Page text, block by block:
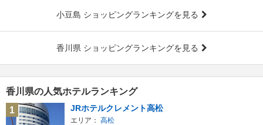
小豆島 ショッピングランキングを見る
香川県 ショッピングランキングを見る
香川県の人気ホテルランキング
1
JRホテルクレメント高松
エリア： 高松